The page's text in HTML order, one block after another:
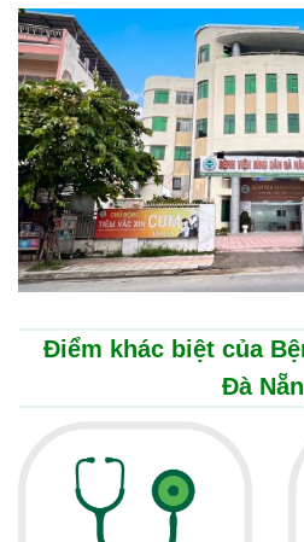
Điểm khác biệt của
Đà